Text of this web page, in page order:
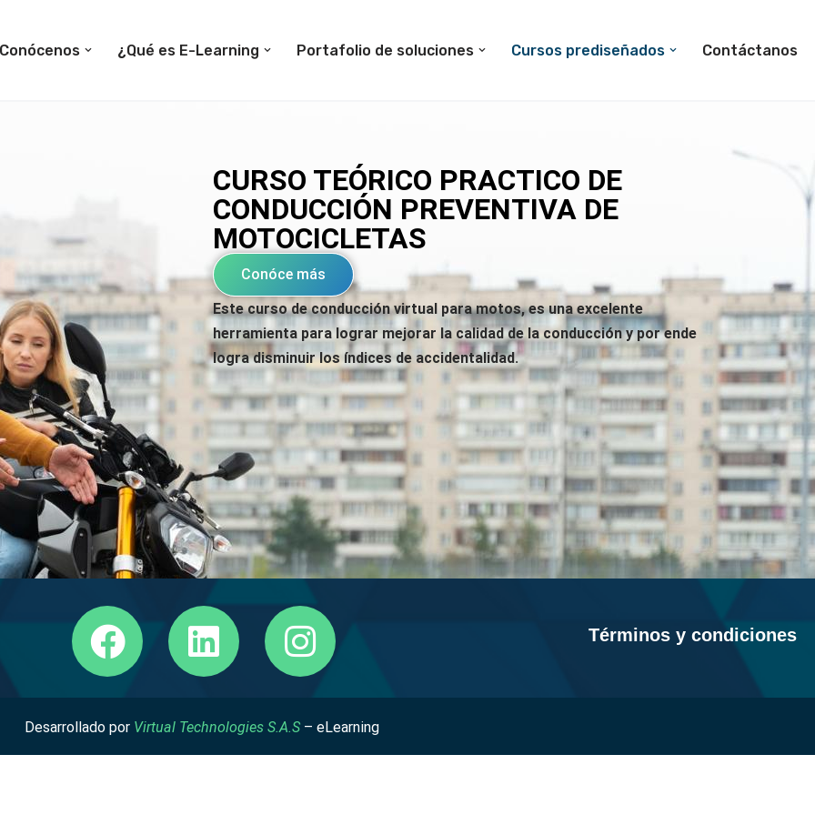
Conócenos ¿Qué es E-Learning Portafolio de soluciones Cursos prediseñados Contáctanos
CURSO TEÓRICO PRACTICO DE
CONDUCCIÓN PREVENTIVA DE
MOTOCICLETAS
Conóce más
Este curso de conducción virtual para motos, es una excelente
herramienta para lograr mejorar la calidad de la conducción y por ende
logra disminuir los índices de accidentalidad.
curso de conducción virtual para motos, es una excelente herramienta para lograr mejorar la calidad de la conducción y por ende logra
disminuir los índices de accidentalidad, es una excelente herramienta para lograr mejorar la calidad de la conducción y por ende logra
disminuir los índices de accidentalidad, es una excelente herramienta para lograr mejorar la calidad de la conducción y por ende logra
disminuir los índices de accidentalidad, Te contamos. El E-Learning es una metodología que permite transferir conocimientos entre el
educador y el estudiante a través de la tecnología. Esto posibilita que los alumnos reciban su formación sin desplazarse hasta la
institución educativa y adapten sus horarios de estudio según sus necesidades. curso de conducción virtual para motos, es una excelente
herramienta para lograr mejorar la calidad de la conducción y por ende logra disminuir los índices de accidentalidad, es una excelente
herramienta para lograr mejorar la calidad de la conducción y por ende logra disminuir los índices de accidentalidad, es una excelente
E-Learning es una metodología que permite transferir conocimientos entre el educador y el estudiante a través de la tecnología. Esto
posibilita que los alumnos reciban su formación sin desplazarse hasta la institución educativa y adapten sus horarios de estudio según
Términos y condiciones
Desarrollado por Virtual Technologies S.A.S – eLearning